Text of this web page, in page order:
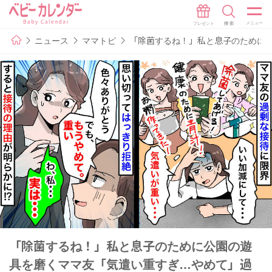
ニュース ママトピ 「除菌するね！」私と息子のため
「除菌するね！」私と息子のために公園の遊
具を磨くママ友「気遣い重すぎ…やめて」過